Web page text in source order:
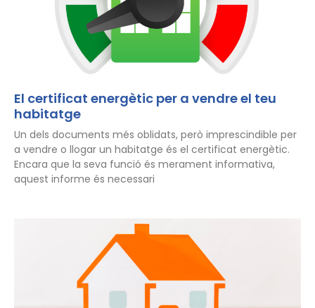
El certificat energètic per a vendre el teu
habitatge
Un dels documents més oblidats, però imprescindible per
a vendre o llogar un habitatge és el certificat energètic.
Encara que la seva funció és merament informativa,
aquest informe és necessari